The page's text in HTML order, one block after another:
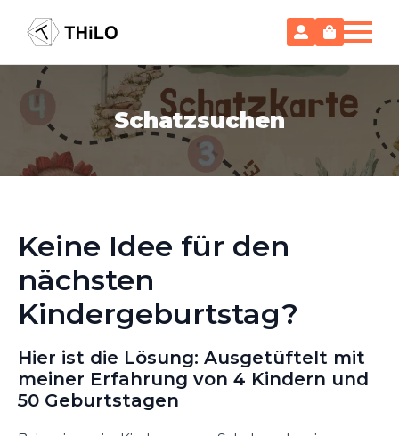
Schatzsuchen
Keine Idee für den
nächsten
Kindergeburtstag?
Hier ist die Lösung: Ausgetüftelt mit
meiner Erfahrung von 4 Kindern und
50 Geburtstagen